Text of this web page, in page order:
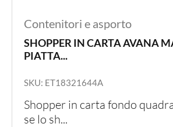
Contenitori e asporto
SHOPPER IN CARTA AVANA
PIATTA...
SKU: ET18321644A
Shopper in carta fondo
se lo sh...